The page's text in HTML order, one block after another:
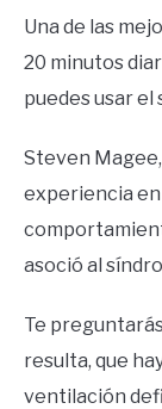
Una de las
20 minutos
puedes usar el
Steven Magee,
experiencia en
asoció al
Te
resulta, que
ventilación